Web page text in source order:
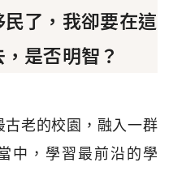
了，我卻要在這
是否明智？
老的校園，融入一群
中，學習最前沿的學